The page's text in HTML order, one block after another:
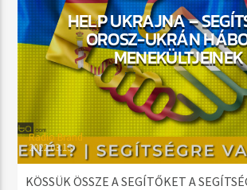
HELP UKRAJNA –
OROSZ-UKRÁN
MENEKÜLTJEINEK
Radio Brand
2022.03.13.
KÖSSÜK ÖSSZE A SEGÍTŐKET A